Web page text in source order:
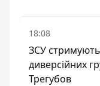
18:08
ЗСУ
диверсійних
Трегубов